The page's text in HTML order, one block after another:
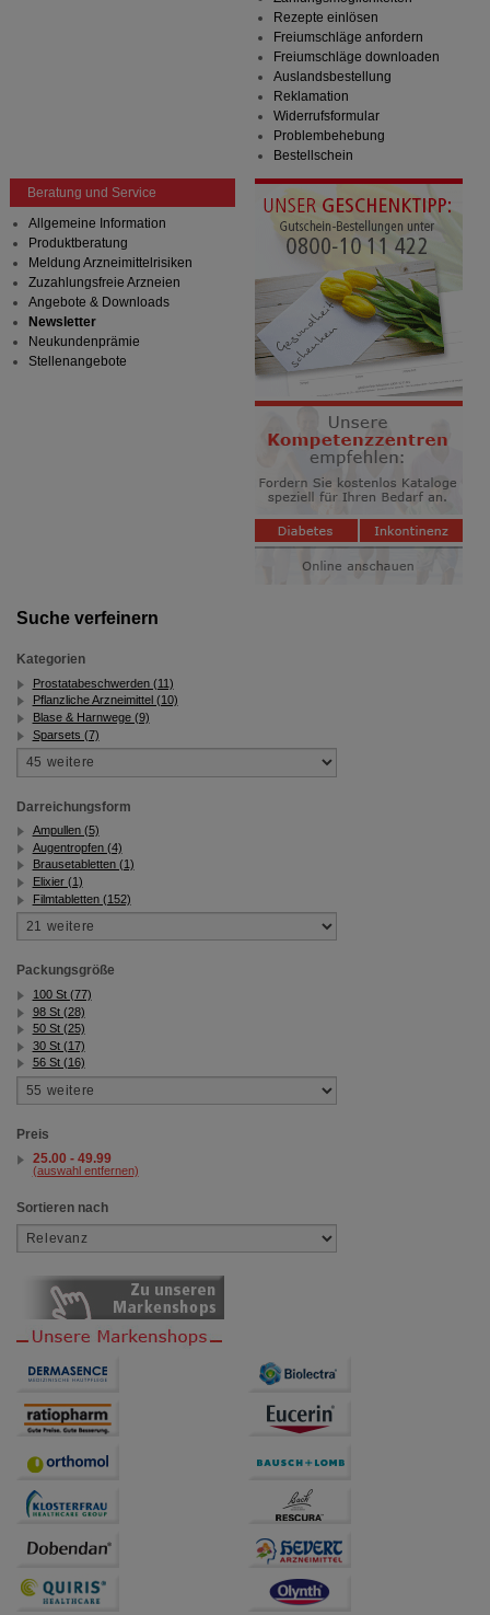
Suche verfeinern
Kategorien
Prostatabeschwerden (11)
Pflanzliche Arzneimittel (10)
Blase & Harnwege (9)
Sparsets (7)
Darreichungsform
Ampullen (5)
Augentropfen (4)
Brausetabletten (1)
Elixier (1)
Filmtabletten (152)
Packungsgröße
100 St (77)
98 St (28)
50 St (25)
30 St (17)
56 St (16)
Preis
25.00 - 49.99
(auswahl entfernen)
Sortieren nach
Rezepte einlösen
Freiumschläge anfordern
Freiumschläge downloaden
Auslandsbestellung
Reklamation
Widerrufsformular
Problembehebung
Bestellschein
Beratung und Service
Allgemeine Information
Produktberatung
Meldung Arzneimittelrisiken
Zuzahlungsfreie Arzneien
Angebote & Downloads
Newsletter
Neukundenprämie
Stellenangebote